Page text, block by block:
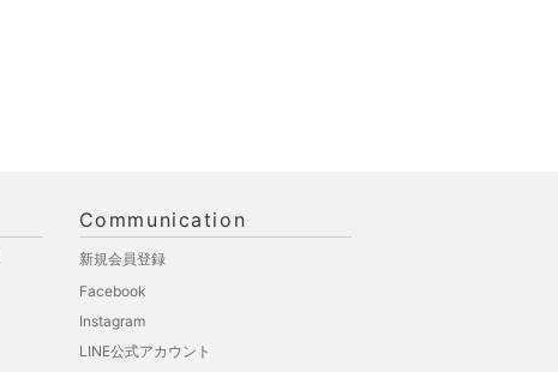
Communication
新規会員登録
Facebook
Instagram
LINE公式アカウント